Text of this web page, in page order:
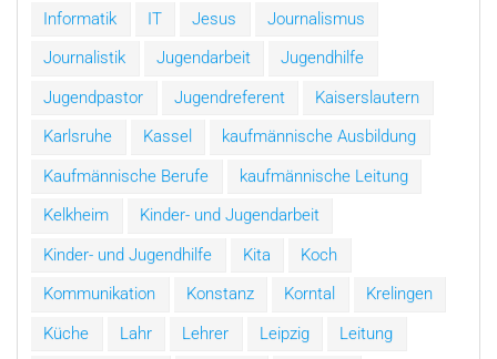
Informatik
IT Jesus
Journalismus
Journalistik
Jugendarbeit
Jugendhilfe
Jugendpastor
Jugendreferent
Kaiserslautern
Karlsruhe
Kassel
kaufmännische Ausbildung
Kaufmännische Berufe
kaufmännische Leitung
Kelkheim
Kinder- und Jugendarbeit
Kinder- und Jugendhilfe
Kita
Koch
Kommunikation
Konstanz Korntal
Krelingen
Küche
Lahr Lehrer Leipzig
Leitung